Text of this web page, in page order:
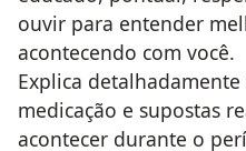
ouvir para entender
acontecendo com você.
Explica
medicação e supostas
acontecer durante o